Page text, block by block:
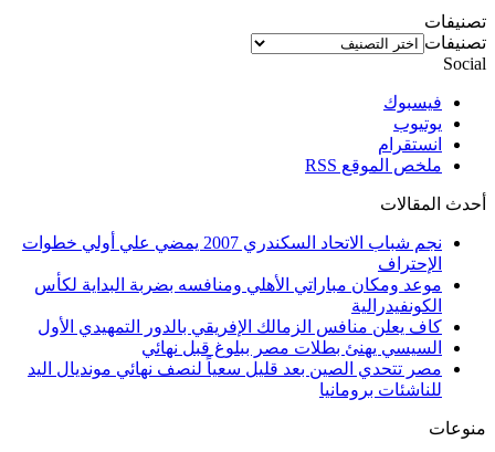
تصنيفات
تصنيفات
Social
فيسبوك
يوتيوب
انستقرام
ملخص الموقع RSS
أحدث المقالات
نجم شباب الاتحاد السكندري 2007 يمضي علي أولي خطوات
الإحتراف
موعد ومكان مباراتي الأهلي ومنافسه بضربة البداية لكأس
الكونفيدرالية
كاف يعلن منافس الزمالك الإفريقي بالدور التمهيدي الأول
السيسي يهنئ بطلات مصر ببلوغ قبل نهائي
مصر تتحدي الصين بعد قليل سعياً لنصف نهائي مونديال اليد
للناشئات برومانيا
منوعات